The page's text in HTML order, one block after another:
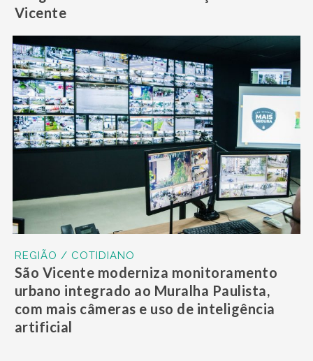
Vicente
REGIÃO / COTIDIANO
São Vicente moderniza monitoramento
urbano integrado ao Muralha Paulista,
com mais câmeras e uso de inteligência
artificial